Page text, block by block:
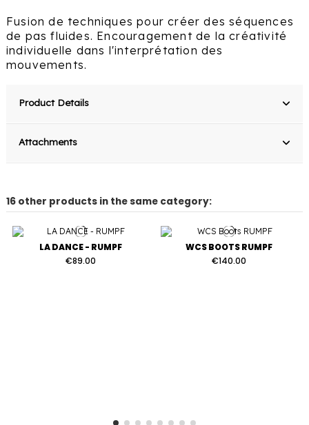
Fusion de techniques pour créer des séquences
de pas fluides. Encouragement de la créativité
individuelle dans l'interprétation des
mouvements.
Product Details
Attachments
16 other products in the same category:
LA DANCE - RUMPF
€89.00
WCS BOOTS RUMPF
€140.00